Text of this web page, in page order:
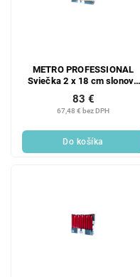
METRO PROFESSIONAL
Sviečka 2 x 18 cm slonová
kosť 100 ks
67,48 € bez DPH
83 €
Do košíka